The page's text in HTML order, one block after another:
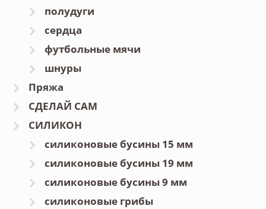
полудуги
сердца
футбольные мячи
шнуры
Пряжа
СДЕЛАЙ САМ
СИЛИКОН
силиконовые бусины 15 мм
силиконовые бусины 19 мм
силиконовые бусины 9 мм
силиконовые грибы